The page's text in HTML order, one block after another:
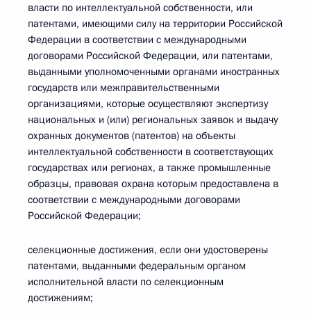
власти по интеллектуальной собственности, или
патентами, имеющими силу на территории Российской
Федерации в соответствии с международными
договорами Российской Федерации, или патентами,
выданными уполномоченными органами иностранных
государств или межправительственными
организациями, которые осуществляют экспертизу
национальных и (или) региональных заявок и выдачу
охранных документов (патентов) на объекты
интеллектуальной собственности в соответствующих
государствах или регионах, а также промышленные
образцы, правовая охрана которым предоставлена в
соответствии с международными договорами
Российской Федерации;
селекционные достижения, если они удостоверены
патентами, выданными федеральным органом
исполнительной власти по селекционным
достижениям;